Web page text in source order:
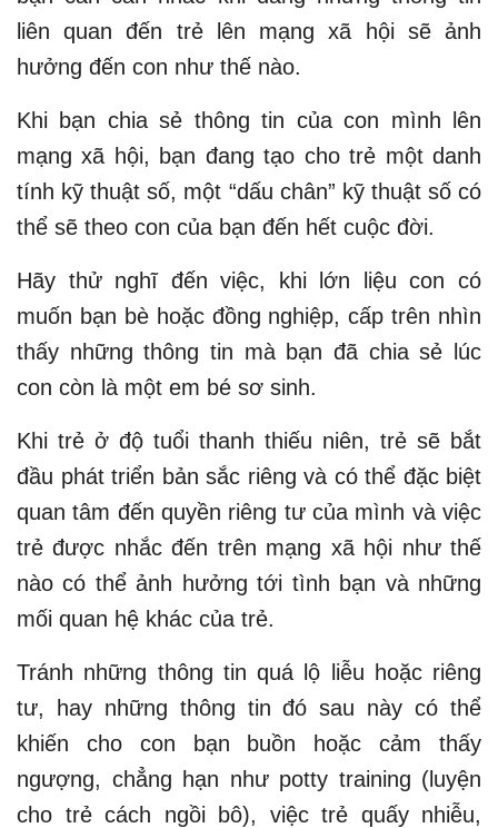
liên quan đến trẻ lên mạng xã hội sẽ ảnh
hưởng đến con như thế nào.
Khi bạn chia sẻ thông tin của con mình lên
mạng xã hội, bạn đang tạo cho trẻ một danh
tính kỹ thuật số, một “dấu chân” kỹ thuật số có
thể sẽ theo con của bạn đến hết cuộc đời.
Hãy thử nghĩ đến việc, khi lớn liệu con có
muốn bạn bè hoặc đồng nghiệp, cấp trên nhìn
thấy những thông tin mà bạn đã chia sẻ lúc
con còn là một em bé sơ sinh.
Khi trẻ ở độ tuổi thanh thiếu niên, trẻ sẽ bắt
đầu phát triển bản sắc riêng và có thể đặc biệt
quan tâm đến quyền riêng tư của mình và việc
trẻ được nhắc đến trên mạng xã hội như thế
nào có thể ảnh hưởng tới tình bạn và những
mối quan hệ khác của trẻ.
Tránh những thông tin quá lộ liễu hoặc riêng
tư, hay những thông tin đó sau này có thể
khiến cho con bạn buồn hoặc cảm thấy
ngượng, chẳng hạn như potty training (luyện
cho trẻ cách ngồi bô), việc trẻ quấy nhiễu,